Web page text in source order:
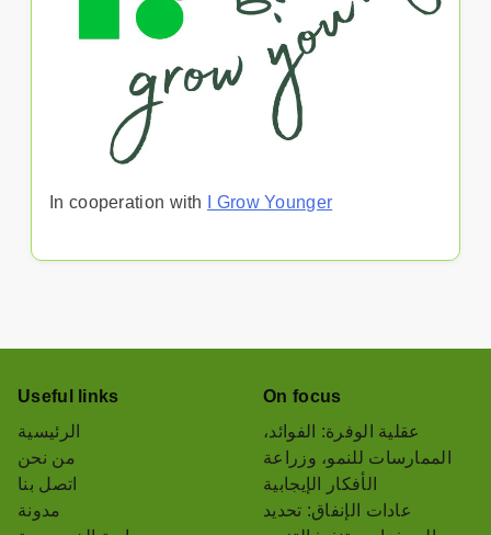
In cooperation with I Grow Younger
Useful links
الرئيسية
من نحن
اتصل بنا
مدونة
On focus
عقلية الوفرة: الفوائد،
الممارسات للنمو، وزراعة
الأفكار الإيجابية
عادات الإنفاق: تحديد